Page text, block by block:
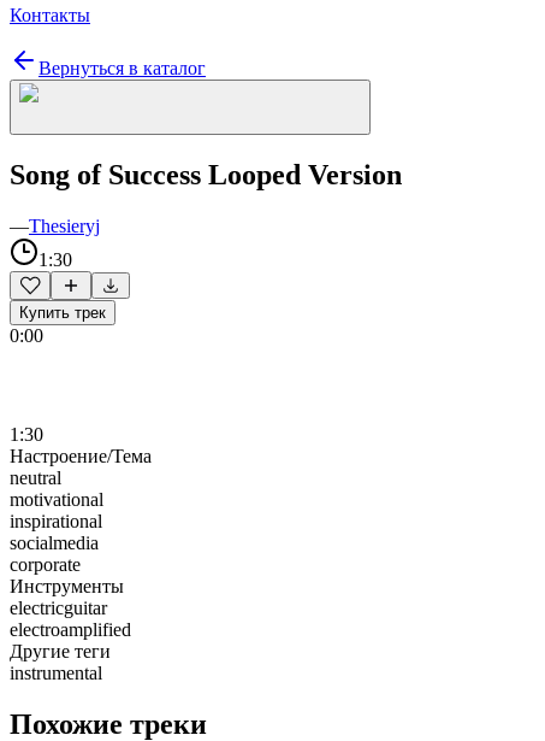
Контакты
Вернуться в каталог
Song of Success Looped Version
—Thesieryj
1:30
Купить трек
0:00
1:30
Настроение/Тема
neutral
motivational
inspirational
socialmedia
corporate
Инструменты
electricguitar
electroamplified
Другие теги
instrumental
Похожие треки